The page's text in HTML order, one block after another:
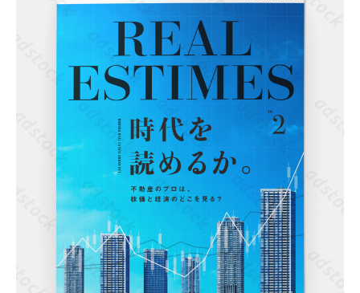
キーワードで探す
テイストで探す